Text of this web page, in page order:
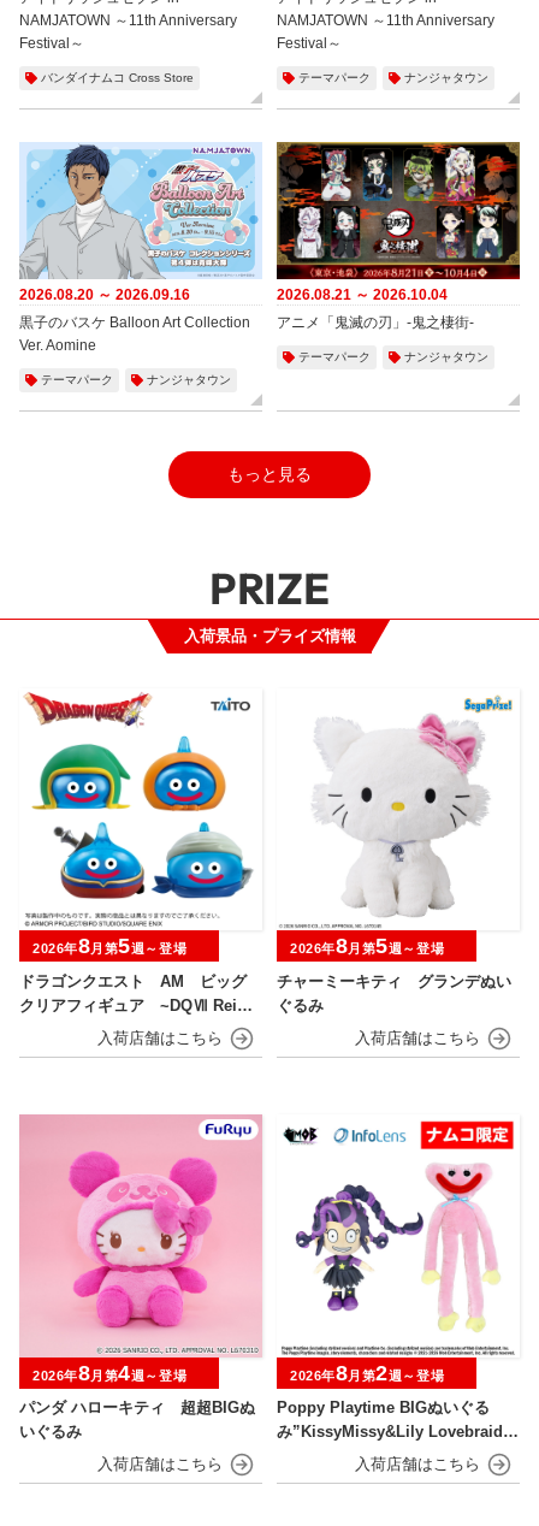
NAMJATOWN ～11th Anniversary
Festival～
バンダイナムコ Cross Store
NAMJATOWN ～11th Anniversary
Festival～
テーマパーク ナンジャタウン
2026.08.20 ～ 2026.09.16
黒子のバスケ Balloon Art Collection
Ver. Aomine
テーマパーク ナンジャタウン
2026.08.21 ～ 2026.10.04
アニメ「鬼滅の刃」-鬼之棲街-
テーマパーク ナンジャタウン
もっと見る
入荷景品・プライズ情報
PRIZE
ドラゴンクエスト AM ビッグ
クリアフィギュア ~DQⅦ Reima
gined発売記念編~
2026年8月第5週～登場
チャーミーキティ グランデぬい
ぐるみ
2026年8月第5週～登場
パンダ ハローキティ 超超BIGぬ
いぐるみ
2026年8月第4週～登場
Poppy Playtime BIGぬいぐる
み”KissyMissy&Lily Lovebraid
2026年8月第2週～登場